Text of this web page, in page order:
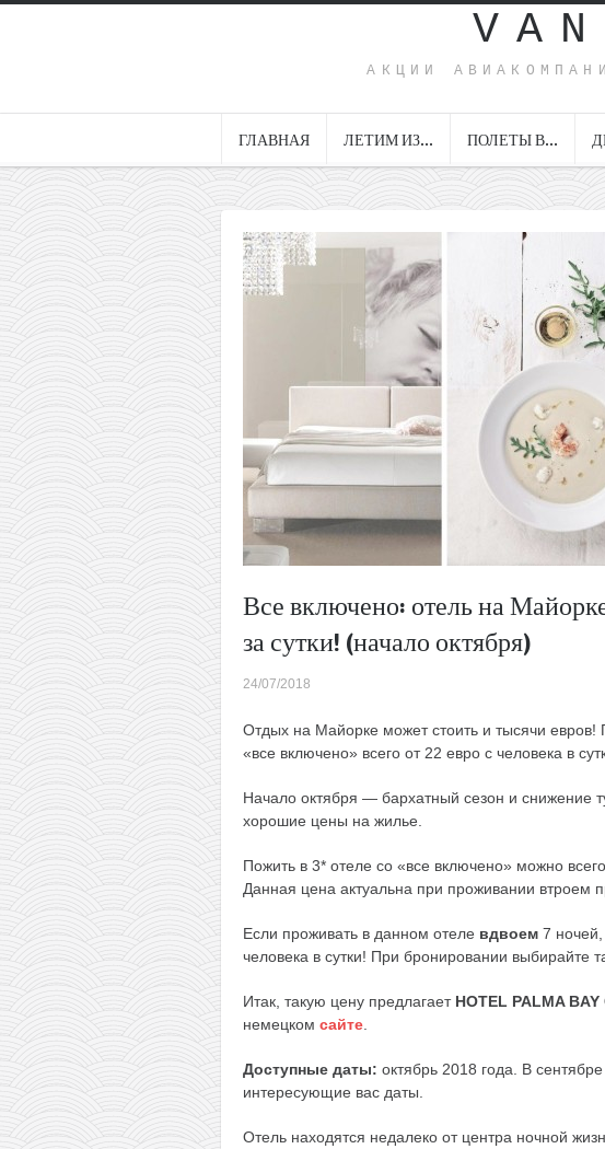
АКЦИИ
ГЛАВНАЯ ЛЕТИМ ИЗ… ПОЛЕТЫ В…
Все включено: отель на
за сутки! (начало октября)
24/07/2018
Отдых на Майорке может стоить и тысячи
«все включено» всего от 22 евро с человека в
Начало октября — бархатный сезон и снижение
хорошие цены на жилье.
Пожить в 3* отеле со «все включено» можно
Данная цена актуальна при проживании втроем
Если проживать в данном отеле вдвоем 7
человека в сутки! При бронировании выбирайте
Итак, такую цену предлагает HOTEL PALMA BAY
немецком сайте
Доступные даты: октябрь 2018 года. В
интересующие вас даты.
Отель находятся недалеко от центра ночной